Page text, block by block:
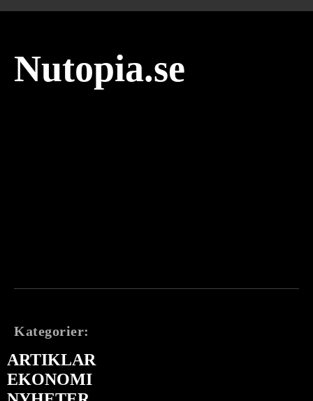
Nutopia.se
Kategorier:
ARTIKLAR
EKONOMI